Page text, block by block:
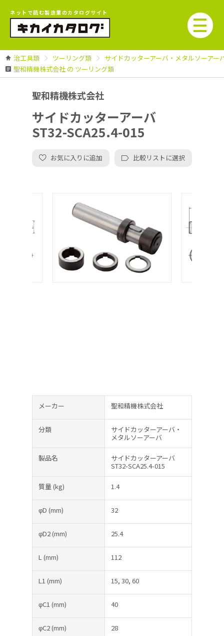
ネットで読む製造業のカタログサイト
治工具類 ツーリング類
サイドカッターアーバ・メタルソーアー
聖和精機株式会社 の ツーリング類
聖和精機株式会社
サイドカッターアーバ
ST32-SCA25.4-015
お気に入りに追加 比較リストに選択
メーカー 聖和精機株式会社
分類
サイドカッターアーバ・
メタルソーアーバ
製品名
サイドカッターアーバ
ST32-SCA25.4-015
質量(kg) 1.4
φD (mm) 32
φD2(mm) 25.4
L (mm) 112
L1 (mm) 15, 30, 60
φC1 (mm) 40
φC2(mm) 28